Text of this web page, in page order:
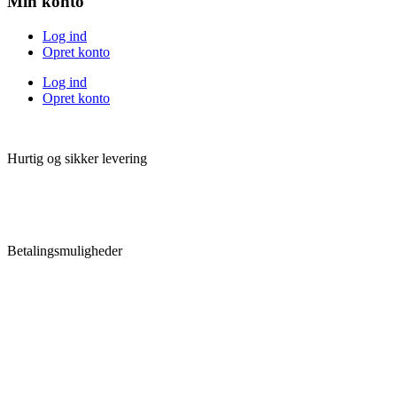
Log ind
Opret konto
Log ind
Opret konto
Hurtig og sikker levering
Betalingsmuligheder